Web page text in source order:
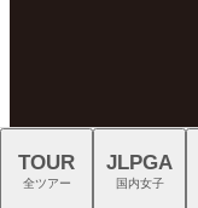
TOUR
全ツアー
JLPGA
国内女子